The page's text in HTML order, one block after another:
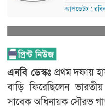
আপডেটঃ :
এনবি ডেস্কঃ প্রথম দফায়
বাড়ি ফিরেছিলেন
সাবেক অধিনায়ক সৌরভ